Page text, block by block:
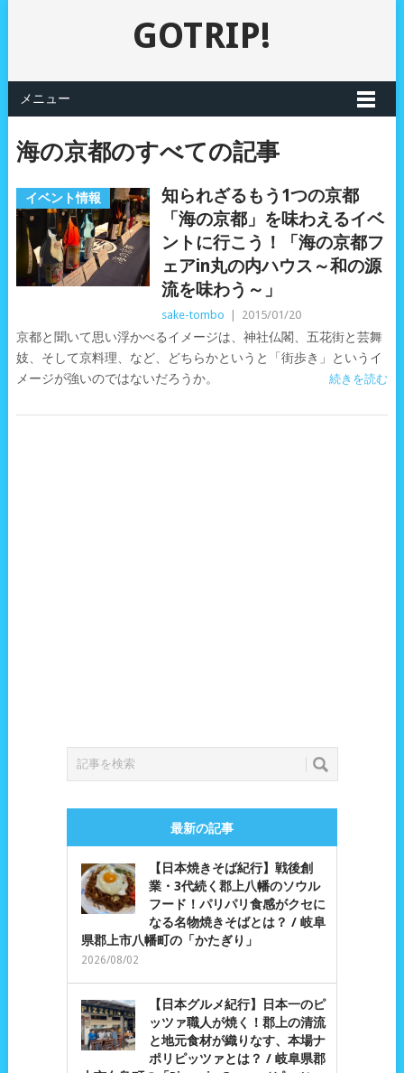
GOTRIP!
メニュー
海の京都のすべての記事
イベント情報
知られざるもう1つの京都
「海の京都」を味わえるイベ
ントに行こう！「海の京都フ
ェアin丸の内ハウス～和の源
流を味わう～」
sake-tombo 2015/01/20
京都と聞いて思い浮かべるイメージは、神社仏閣、五花街と芸舞
妓、そして京料理、など、どちらかというと「街歩き」というイ
メージが強いのではないだろうか。
続きを読む
最新の記事
【日本焼きそば紀行】戦後創
業・3代続く郡上八幡のソウル
フード！パリパリ食感がクセに
なる名物焼きそばとは？ / 岐阜
県郡上市八幡町の「かたぎり」
2026/08/02
【日本グルメ紀行】日本一のピ
ッツァ職人が焼く！郡上の清流
と地元食材が織りなす、本場ナ
ポリピッツァとは？ / 岐阜県郡